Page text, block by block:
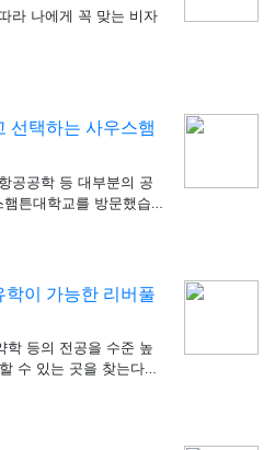
라 나에게 꼭 맞는 비자
선택하는 사우스햄
공공학 등 대부분의 공
튼대학교를 방문했습니
이 가능한 리버풀
학 등의 전공을 수준 높
수 있는 곳을 찾는다면
다